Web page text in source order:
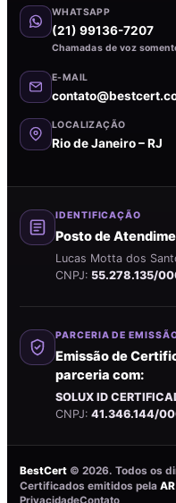
WHATSAPP
(21) 99136-7207
Chamadas de voz
E-MAIL
LOCALIZAÇÃO
Rio de Janeiro – RJ
IDENTIFICAÇÃO
Posto de
Lucas Motta dos
CNPJ: 55.278.135/
PARCERIA DE
Emissão de
parceria com:
SOLUX ID
CNPJ: 41.346.144/
BestCert © 2026. Todos os
Certificados emitidos pela